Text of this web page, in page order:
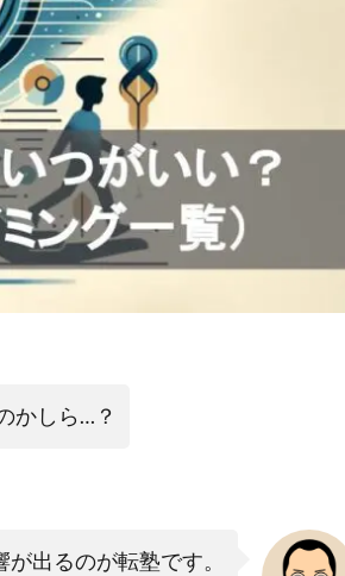
かしら…？
出るのが転塾です。